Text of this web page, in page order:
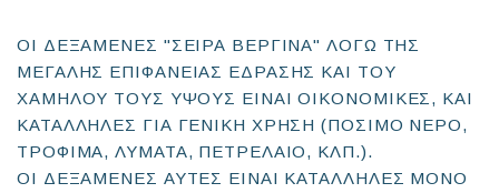
ΟΙ ΔΕΞΑΜΕΝΕΣ "ΣΕΙΡΑ ΒΕΡΓΙΝΑ" ΛΟΓΩ ΤΗΣ
ΜΕΓΑΛΗΣ ΕΠΙΦΑΝΕΙΑΣ ΕΔΡΑΣΗΣ ΚΑΙ ΤΟΥ
ΧΑΜΗΛΟΥ ΤΟΥΣ ΥΨΟΥΣ ΕΙΝΑΙ ΟΙΚΟΝΟΜΙΚΕΣ, ΚΑΙ
ΚΑΤΑΛΛΗΛΕΣ ΓΙΑ ΓΕΝΙΚΗ ΧΡΗΣΗ (ΠΟΣΙΜΟ ΝΕΡΟ,
ΤΡΟΦΙΜΑ, ΛΥΜΑΤΑ, ΠΕΤΡΕΛΑΙΟ, ΚΛΠ.).
ΟΙ ΔΕΞΑΜΕΝΕΣ ΑΥΤΕΣ ΕΙΝΑΙ ΚΑΤΑΛΛΗΛΕΣ ΜΟΝΟ